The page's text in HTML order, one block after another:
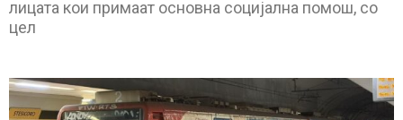
лицата кои примаат основна социјална помош, со
цел